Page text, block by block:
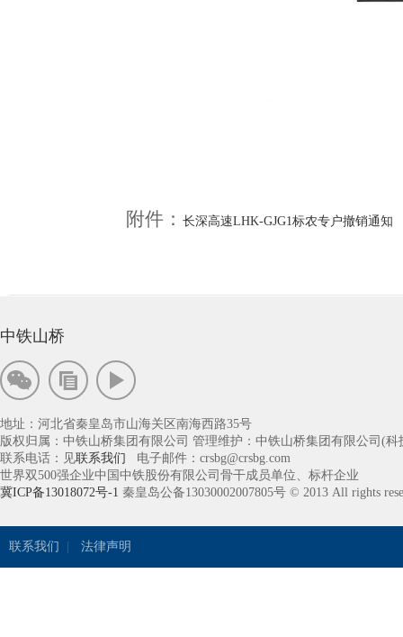
附件： 长深高速LHK-GJG1标农专户撤销通知
中铁山桥
地址：河北省秦皇岛市山海关区南海西路35号
版权归属：中铁山桥集团有限公司 管理维护：中铁山桥集团有限公司(科
联系电话：见联系我们
电子邮件：crsbg@crsbg.com
世界双500强企业中国中铁股份有限公司骨干成员单位、标杆企业
冀ICP备13018072号-1 秦皇岛公备13030002007805号 © 2013 All rights
联系我们 法律声明